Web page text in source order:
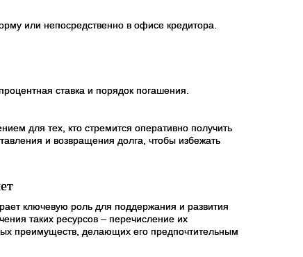
или непосредственно в офисе кредитора.
ставка и порядок погашения.
для тех, кто стремится оперативно получить
и возвращения долга, чтобы избежать
ключевую роль для поддержания и развития
таких ресурсов – перечисление их
преимуществ, делающих его предпочтительным